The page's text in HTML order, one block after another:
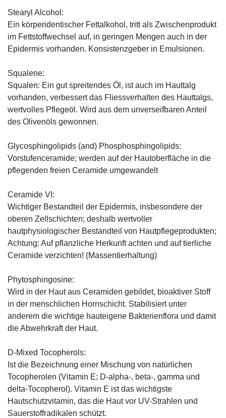
Stearyl Alcohol:
Ein körperidentischer Fettalkohol, tritt als Zwischenprodukt
im Fettstoffwechsel auf, in geringen Mengen auch in der
Epidermis vorhanden. Konsistenzgeber in Emulsionen.
Squalene:
Squalen: Ein gut spreitendes Öl, ist auch im Hauttalg
vorhanden, verbessert das Fliessverhalten des Hauttalgs,
wertvolles Pflegeöl. Wird aus dem unverseifbaren Anteil
des Olivenöls gewonnen.
Glycosphingolipids (and) Phosphosphingolipids:
Vorstufenceramide; werden auf der Hautoberfläche in die
pflegenden freien Ceramide umgewandelt
Ceramide VI:
Wichtiger Bestandteil der Epidermis, insbesondere der
oberen Zellschichten; deshalb wertvoller
hautphysiologischer Bestandteil von Hautpflegeprodukten;
Achtung: Auf pflanzliche Herkunft achten und auf tierliche
Ceramide verzichten! (Massentierhaltung)
Phytosphingosine:
Wird in der Haut aus Ceramiden gebildet, bioaktiver Stoff
in der menschlichen Hornschicht. Stabilisiert unter
anderem die wichtige hauteigene Bakterienflora und damit
die Abwehrkraft der Haut.
D-Mixed Tocopherols:
Ist die Bezeichnung einer Mischung von natürlichen
Tocopherolen (Vitamin E; D-alpha-, beta-, gamma und
delta-Tocopherol). Vitamin E ist das wichtigste
Hautschutzvitamin, das die Haut vor UV-Strahlen und
Sauerstoffradikalen schützt.